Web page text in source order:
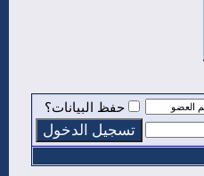
حفظ البيانات؟